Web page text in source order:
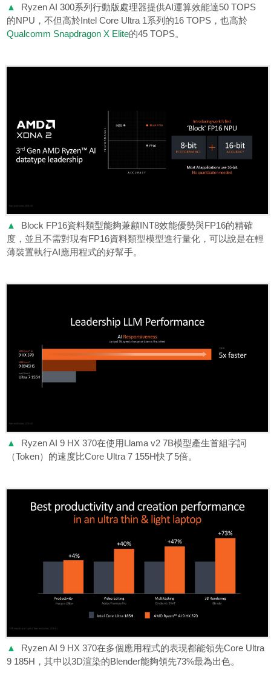
▲
Ryzen AI 300系列行動版處理器提供AI運算效能達50 TOPS
的NPU，不但高於Intel Core Ultra 1系列的16 TOPS，也高於
Qualcomm Snapdragon X Elite的45 TOPS。
▲
Block FP16資料類型能夠兼顧INT8效能優勢與FP16的精確
度，並且不需對現有FP16資料類型模型進行量化，可以說是在輕
薄裝置執行AI應用程式的好幫手。
▲
Ryzen AI 9 HX 370在使用Llama v2 7B模型產生首組字詞
（Token）的速度比Core Ultra 7 155H快了5倍。
▲
Ryzen AI 9 HX 370在多個應用程式的表現都能領先Core Ultra
9 185H，其中以3D渲染的Blender能夠領先73%最為出色。